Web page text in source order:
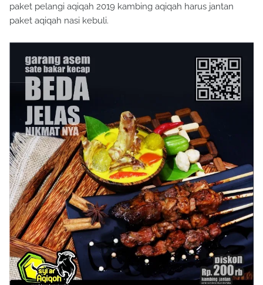
paket pelangi aqiqah 2019 kambing aqiqah harus jantan
paket aqiqah nasi kebuli.